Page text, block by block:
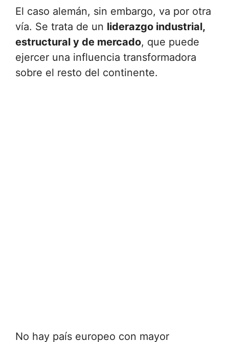
El caso alemán, sin embargo, va por otra
vía. Se trata de un liderazgo industrial,
estructural y de mercado, que puede
ejercer una influencia transformadora
sobre el resto del continente.
No hay país europeo con mayor